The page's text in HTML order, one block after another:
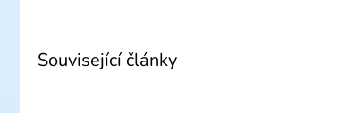
Související články